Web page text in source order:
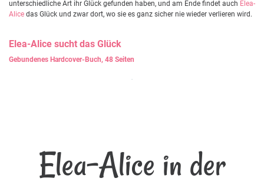
unterschiedliche Art ihr Glück gefunden haben, und am Ende findet auch Elea-
Alice das Glück und zwar dort, wo sie es ganz sicher nie wieder verlieren wird.
Elea-Alice sucht das Glück
Gebundenes Hardcover-Buch, 48 Seiten
Elea-Alice in der